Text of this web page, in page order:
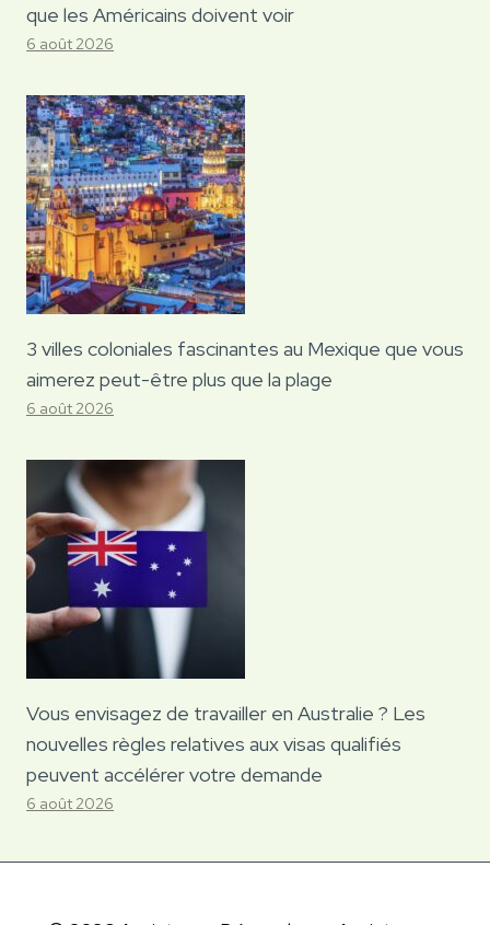
que les Américains doivent voir
6 août 2026
3 villes coloniales fascinantes au Mexique que vous
aimerez peut-être plus que la plage
6 août 2026
Vous envisagez de travailler en Australie ? Les
nouvelles règles relatives aux visas qualifiés
peuvent accélérer votre demande
6 août 2026